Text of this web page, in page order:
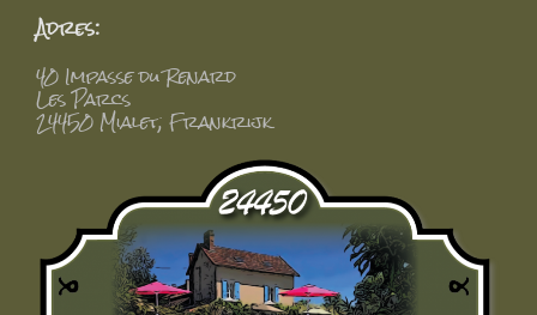
Adres:
40 Impasse du Renard
Les Parcs
24450 Mialet, Frankrijk